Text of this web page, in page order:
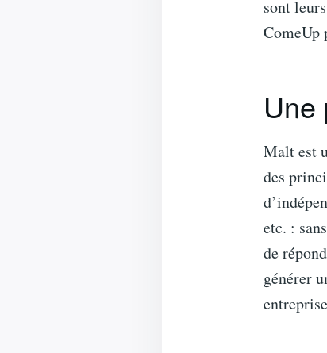
sont
ComeUp
Une
Malt est
des
etc. :
de
générer